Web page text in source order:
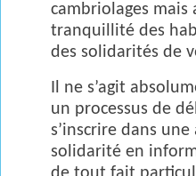
cambriolages mais
tranquillité des
des solidarités de
Il ne s’agit
un processus de
s’inscrire dans
solidarité en